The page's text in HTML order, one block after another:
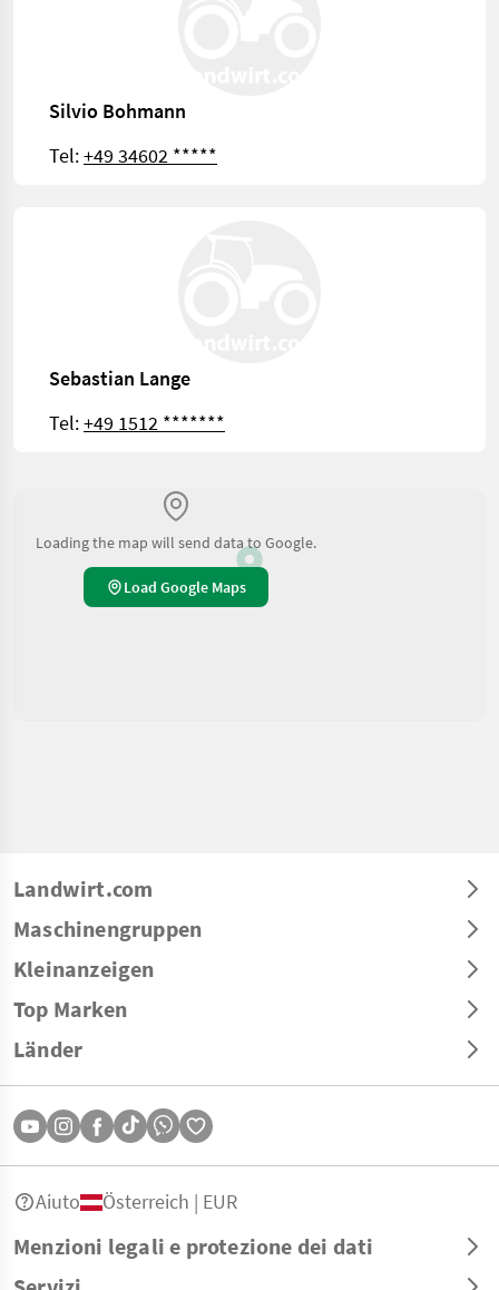
Silvio Bohmann
Tel:+49 34602 *****
Sebastian Lange
Tel:+49 1512 *******
Loading the map will send data to Google.
Load Google Maps
Landwirt.com
Maschinengruppen
Kleinanzeigen
Top Marken
Länder
Menzioni legali e protezione dei dati
Aiuto Österreich | EUR